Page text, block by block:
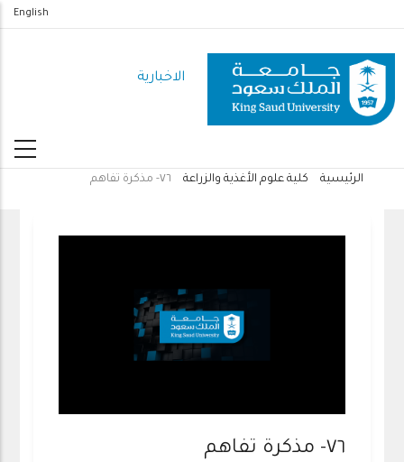
المحتوى
الرئيسي
English
الاخبارية
الرئيسية كلية علوم الأغذية والزراعة ٧٦- مذكرة تفاهم
٧٦- مذكرة تفاهم